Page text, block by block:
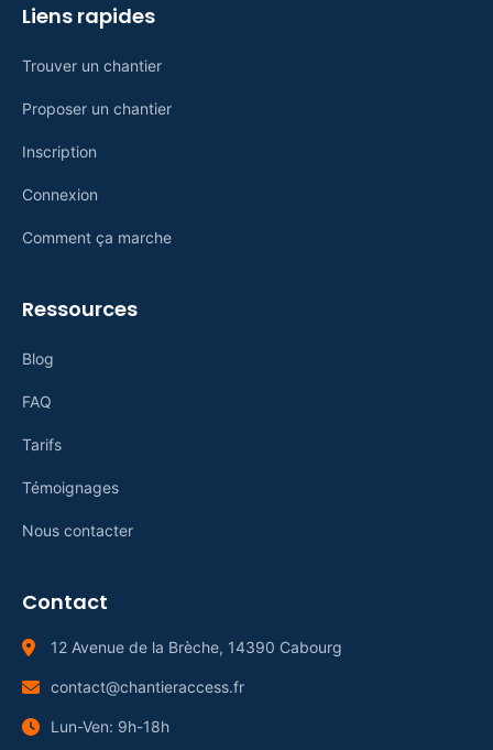
Liens rapides
Trouver un chantier
Proposer un chantier
Inscription
Connexion
Comment ça marche
Ressources
Blog
FAQ
Tarifs
Témoignages
Nous contacter
Contact
12 Avenue de la Brèche, 14390 Cabourg
contact@chantieraccess.fr
Lun-Ven: 9h-18h